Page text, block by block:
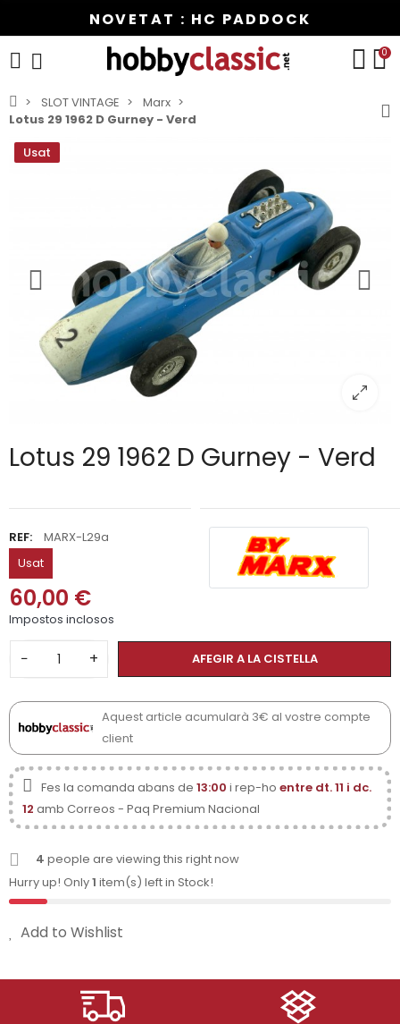
NOVETAT : HC PADDOCK
0
SLOT VINTAGE
Marx
Lotus 29 1962 D Gurney - Verd
Usat
Lotus 29 1962 D Gurney - Verd
REF:
MARX-L29a
Usat
60,00 €
Impostos inclosos
− + AFEGIR A LA CISTELLA
Aquest article acumularà 3€ al vostre compte
client
Fes la comanda abans de 13:00 i rep-ho entre dt. 11 i dc.
12 amb Correos - Paq Premium Nacional
4 people are viewing this right now
Hurry up! Only1 item(s) left in Stock!
Add to Wishlist